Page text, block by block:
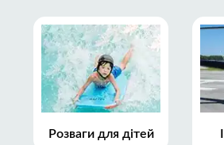
Розваги для дітей